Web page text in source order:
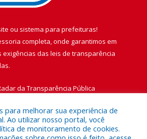
ou sistema para prefeituras!
completa, onde garantimos em
exigências das leis de transparência
da Transparência Pública
para melhorar sua experiência de
Ao utilizar nosso portal, você
de monitoramento de cookies.